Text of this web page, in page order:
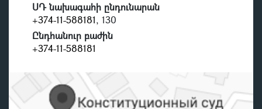
ՍԴ նախագահի ընդունարան
+374-11-588181, 130
Ընդհանուր բաժին
+374-11-588181